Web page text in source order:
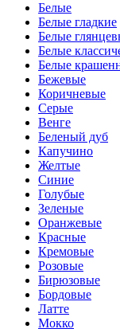
Белые
Белые гладкие
Белые
Белые
Белые
Бежевые
Коричневые
Серые
Венге
Беленый дуб
Капучино
Желтые
Синие
Голубые
Зеленые
Оранжевые
Красные
Кремовые
Розовые
Бирюзовые
Бордовые
Латте
Мокко